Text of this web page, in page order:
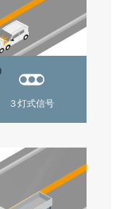
３灯式信号